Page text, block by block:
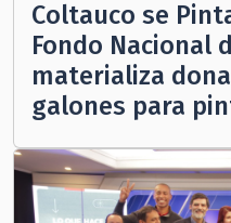
Coltauco se
Fondo Nacional
materializa
galones para